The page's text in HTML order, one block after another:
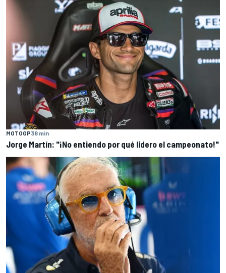
MOTOGP38 min
Jorge Martín: "¡No entiendo por qué lidero el campeonato!"